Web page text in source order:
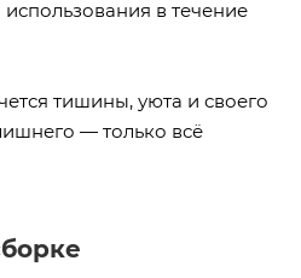
в течение
тишины, уюта и своего
— только всё